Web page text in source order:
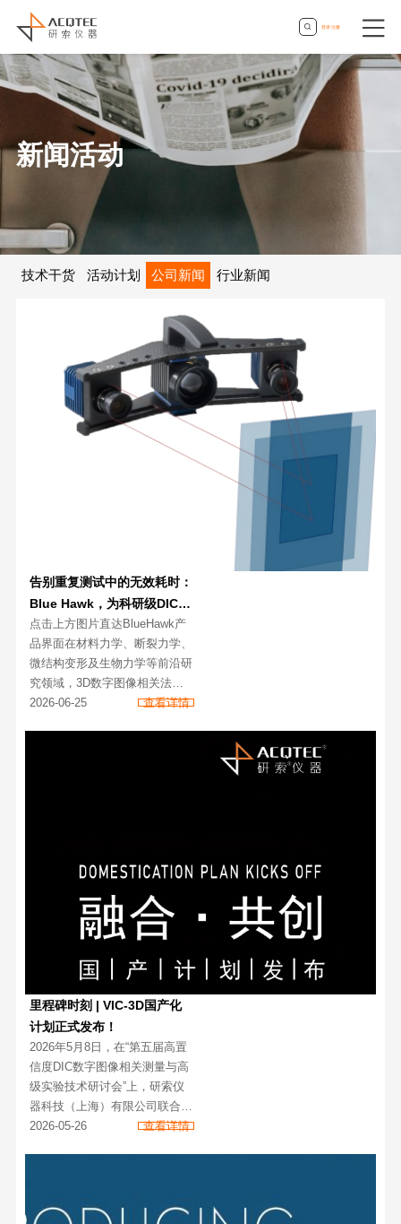
登录|注册
新闻活动
技术干货 活动计划 公司新闻 行业新闻
告别重复测试中的无效耗时：
Blue Hawk，为科研级DIC量
身打造的高效测量方案
点击上方图片直达BlueHawk产
品界面在材料力学、断裂力学、
微结构变形及生物力学等前沿研
究领域，3D数字图像相关法
（DIC）已成为不可或缺的非接
2026-06-25 查看详情
里程碑时刻 | VIC-3D国产化
计划正式发布！
2026年5月8日，在“第五届高置
信度DIC数字图像相关测量与高
级实验技术研讨会”上，研索仪
器科技（上海）有限公司联合
VIC-3D系统母公司Correlated
2026-05-26 查看详情